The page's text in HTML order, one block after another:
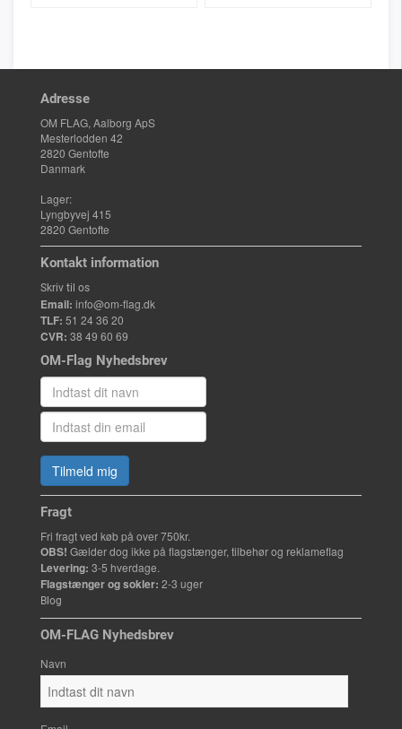
Adresse
OM FLAG, Aalborg ApS
Mesterlodden 42
2820 Gentofte
Danmark
Lager:
Lyngbyvej 415
2820 Gentofte
Kontakt information
Skriv til os
Email: info@om-flag.dk
TLF: 51 24 36 20
CVR: 38 49 60 69
OM-Flag Nyhedsbrev
Tilmeld mig
Fragt
Fri fragt ved køb på over 750kr.
OBS! Gælder dog ikke på flagstænger, tilbehør og reklameflag
Levering: 3-5 hverdage.
Flagstænger og sokler: 2-3 uger
Blog
OM-FLAG Nyhedsbrev
Navn